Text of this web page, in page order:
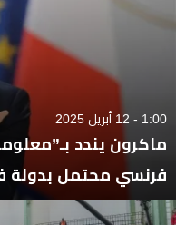
1:00 - 12 أبريل 2025
ماكرون يندد
فرنسي محتمل بدولة